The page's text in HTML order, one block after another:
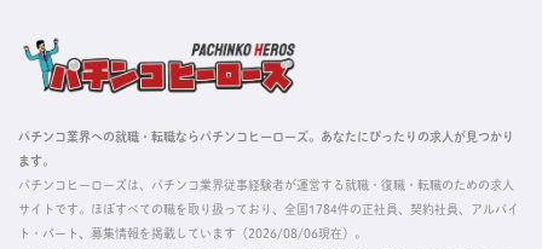
パチンコ業界への就職・転職ならパチンコヒーローズ。あなたにぴったりの求人が見つかり
ます。
パチンコヒーローズは、パチンコ業界従事経験者が運営する就職・復職・転職のための求人
サイトです。ほぼすべての職を取り扱っており、全国1784件の正社員、契約社員、アルバイ
ト・パート、募集情報を掲載しています（2026/08/06現在）。